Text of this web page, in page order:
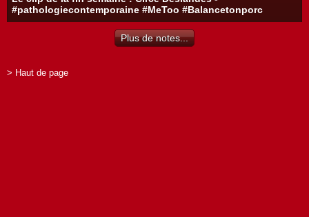
#pathologiecontemporaine #MeToo #Balancetonporc
Plus de notes...
> Haut de page